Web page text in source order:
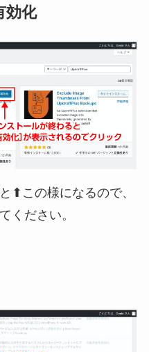
効化
⬆この様になるので、
ください。